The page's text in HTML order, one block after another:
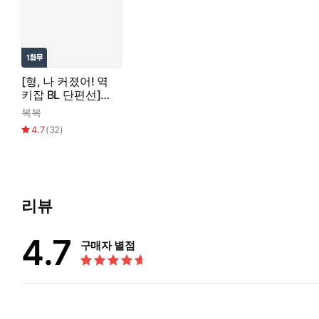
[형, 나 커졌어! 역
키잡 BL 단편선]
그 연하를 조심해!
복복
4.7(32)
리뷰
4.7 구매자 별점